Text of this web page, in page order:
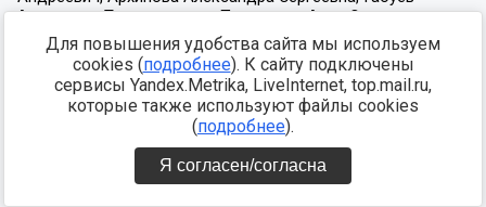
Для повышения удобства сайта мы используем
cookies (подробнее). К сайту подключены
сервисы Yandex.Metrika, LiveInternet, top.mail.ru,
которые также используют файлы cookies
(подробнее).
Я согласен/согласна